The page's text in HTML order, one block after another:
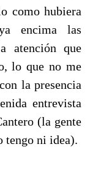
como hubiera
encima las
atención que
lo que no me
la presencia
entrevista
(la gente
tengo ni idea).